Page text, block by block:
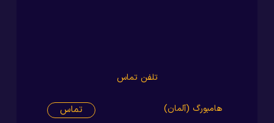
تلفن تماس
هامبورگ (آلمان) تماس